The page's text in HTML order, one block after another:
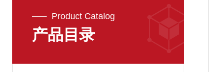
Product Catalog
产品目录